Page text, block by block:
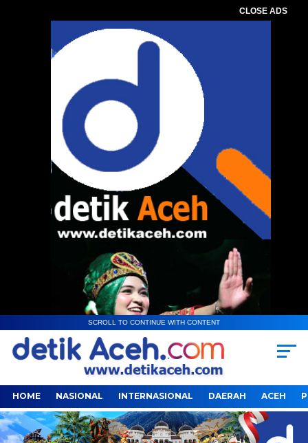
CLOSE ADS
SCROLL TO CONTINUE WITH CONTENT
HOME NASIONAL INTERNASIONAL DAERAH ACEH